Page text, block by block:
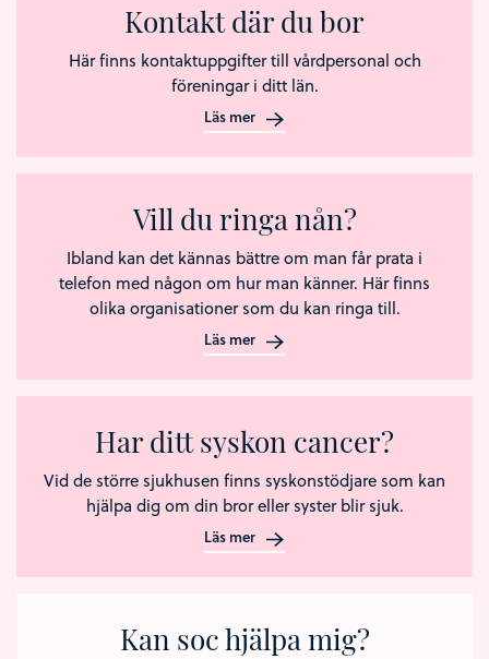
Kontakt där du bor
Här finns kontaktuppgifter till vårdpersonal och
föreningar i ditt län.
Läs mer
Vill du ringa nån?
Ibland kan det kännas bättre om man får prata i
telefon med någon om hur man känner. Här finns
olika organisationer som du kan ringa till.
Läs mer
Har ditt syskon cancer?
Vid de större sjukhusen finns syskonstödjare som kan
hjälpa dig om din bror eller syster blir sjuk.
Läs mer
Kan soc hjälpa mig?